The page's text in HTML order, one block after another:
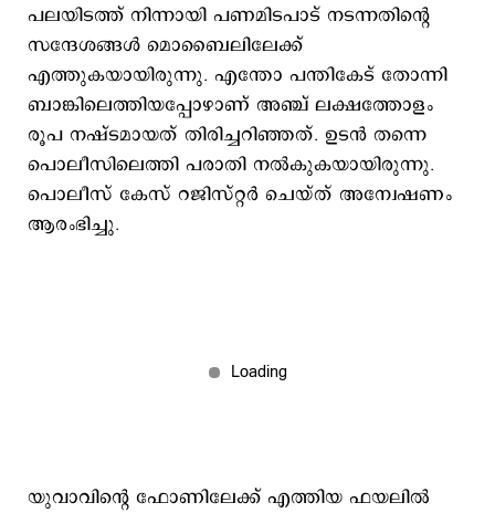
പലയിടത്ത് നിന്നായി പണമിടപാട് നടന്നതിന്‍റെ
സന്ദേശങ്ങള്‍ മൊബൈലിലേക്ക്
എത്തുകയായിരുന്നു. എന്തോ പന്തികേട് തോന്നി
ബാങ്കിലെത്തിയപ്പോഴാണ് അഞ്ച് ലക്ഷത്തോളം
രൂപ നഷ്ടമായത് തിരിച്ചറിഞ്ഞത്. ഉടന്‍ തന്നെ
പൊലീസിലെത്തി പരാതി നല്‍കുകയായിരുന്നു.
പൊലീസ് കേസ് റജിസ്റ്റര്‍ ചെയ്ത് അന്വേഷണം
ആരംഭിച്ചു.
യുവാവിന്‍റെ ഫോണിലേക്ക് എത്തിയ ഫയലില്‍